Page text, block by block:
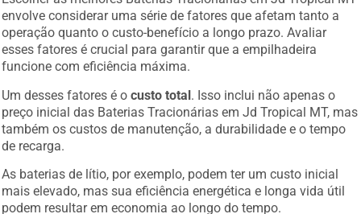
envolve considerar uma série de fatores que afetam tanto a
operação quanto o custo-benefício a longo prazo. Avaliar
esses fatores é crucial para garantir que a empilhadeira
funcione com eficiência máxima.
Um desses fatores é ocusto total. Isso inclui não apenas o
preço inicial das Baterias Tracionárias em Jd Tropical MT, mas
também os custos de manutenção, a durabilidade e o tempo
de recarga.
As baterias de lítio, por exemplo, podem ter um custo inicial
mais elevado, mas sua eficiência energética e longa vida útil
podem resultar em economia ao longo do tempo.